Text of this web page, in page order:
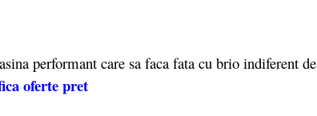
performant care sa faca fata cu brio indiferent de
oferte pret